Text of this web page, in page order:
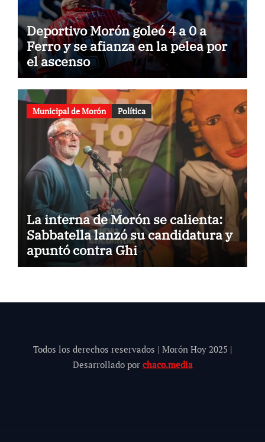
Deportivo Morón goleó 4 a 0 a
Ferro y se afianza en la pelea por
el ascenso
Municipal de Morón Política
La interna de Morón se calienta:
Sabbatella lanzó su candidatura y
apuntó contra Ghi
Todos los derechos reservados | Morón Hoy 2025 |
Desarrollado por chaco.media